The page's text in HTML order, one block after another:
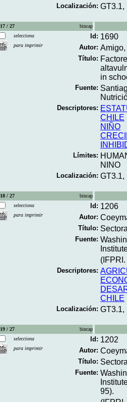
Localización: GT3.1,
17 / 27
bincap
selecciona
para imprimir
Id: 1690
Autor:
Título:
in
Fuente:
Descriptores:
CHILE
NIÑO
Límites:
NINO
Localización: GT3.1,
18 / 27
bincap
selecciona
para imprimir
Id: 1206
Autor:
Título:
Fuente:
Descriptores:
CHILE
Localización: GT3.1,
19 / 27
bincap
selecciona
para imprimir
Id: 1202
Autor:
Título:
Fuente:
95).